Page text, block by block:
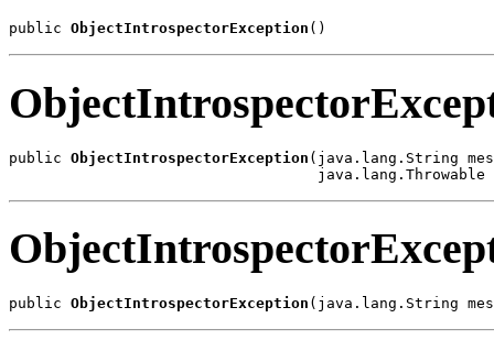
public ObjectIntrospectorException ()
public ObjectIntrospectorException (java.lang.String
java.lang.Throwable
public ObjectIntrospectorException (java.lang.String